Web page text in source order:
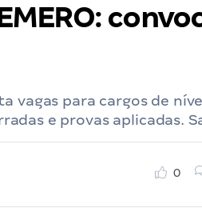
vagas para cargos de
e provas aplicadas.
0